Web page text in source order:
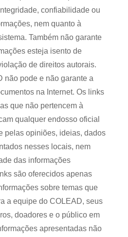
confiabilidade ou
nem quanto à
Também não garante
esteja isento de
de direitos autorais.
não pode e não garante a
na Internet. Os links
que não pertencem à
qualquer endosso oficial
pelas opiniões, ideias, dados
nesses locais, nem
das informações
são oferecidos apenas
sobre temas que
a equipe do COLEAD, seus
doadores e o público em
apresentadas não